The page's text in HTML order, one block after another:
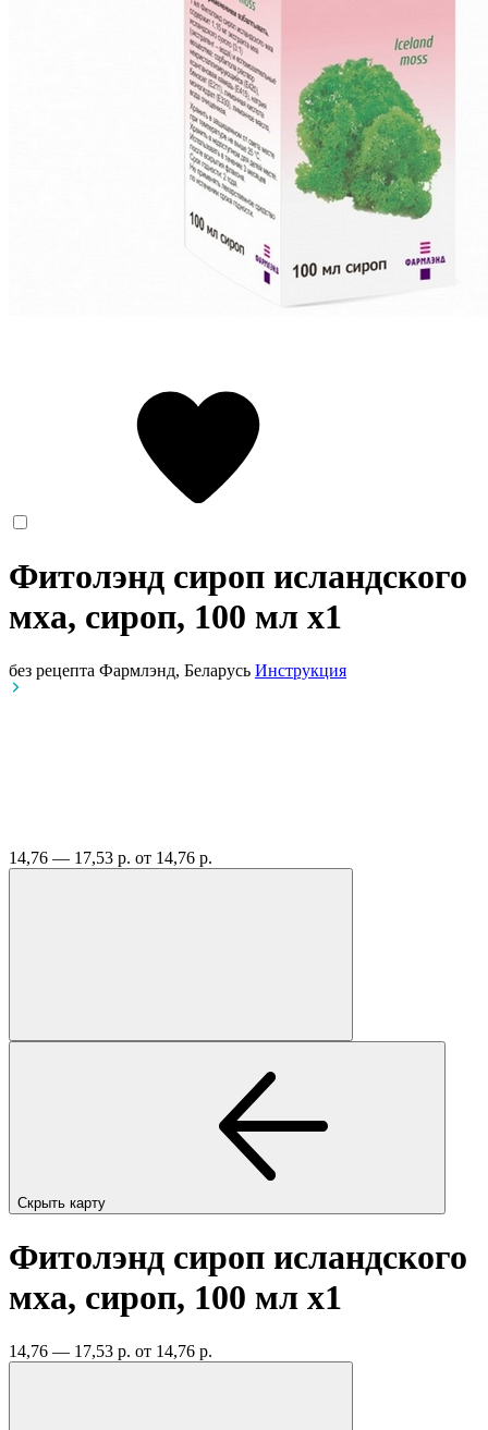
Фитолэнд сироп исландского
мха, сироп, 100 мл x1
без рецепта Фармлэнд, Беларусь Инструкция
14,76 — 17,53 р. от 14,76 р.
Скрыть карту
Фитолэнд сироп исландского
мха, сироп, 100 мл x1
14,76 — 17,53 р. от 14,76 р.